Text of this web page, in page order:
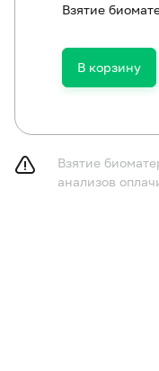
в течение 30
Взятие
В корзину
Взятие
анализов